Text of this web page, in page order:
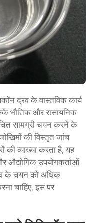
द्रव के वास्तविक कार्य
भौतिक और रासायनिक
सामग्री चयन करने के
की विस्तृत जांच
व्याख्या करता है, यह
औद्योगिक उपयोगकर्ताओं
के चयन को अधिक
चाहिए, इस पर